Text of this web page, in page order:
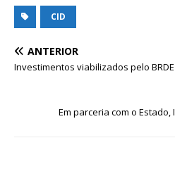
CID
ANTERIOR
Investimentos viabilizados pelo
Em parceria com o